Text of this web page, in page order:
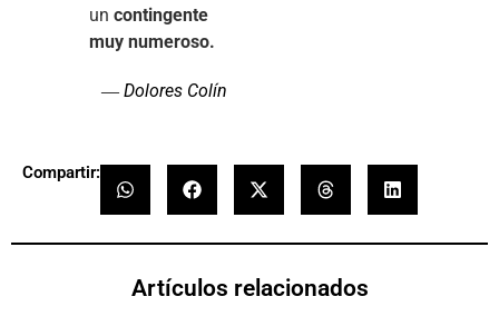
un contingente
muy numeroso.
— Dolores Colín
Compartir:
Artículos relacionados